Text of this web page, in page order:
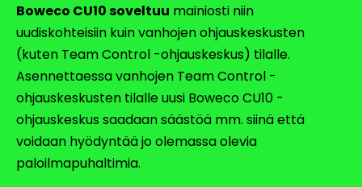
Boweco CU10 soveltuu mainiosti niin
uudiskohteisiin kuin vanhojen ohjauskeskusten
(kuten Team Control -ohjauskeskus) tilalle.
Asennettaessa vanhojen Team Control -
ohjauskeskusten tilalle uusi Boweco CU10 -
ohjauskeskus saadaan säästöä mm. siinä että
voidaan hyödyntää jo olemassa olevia
paloilmapuhaltimia.